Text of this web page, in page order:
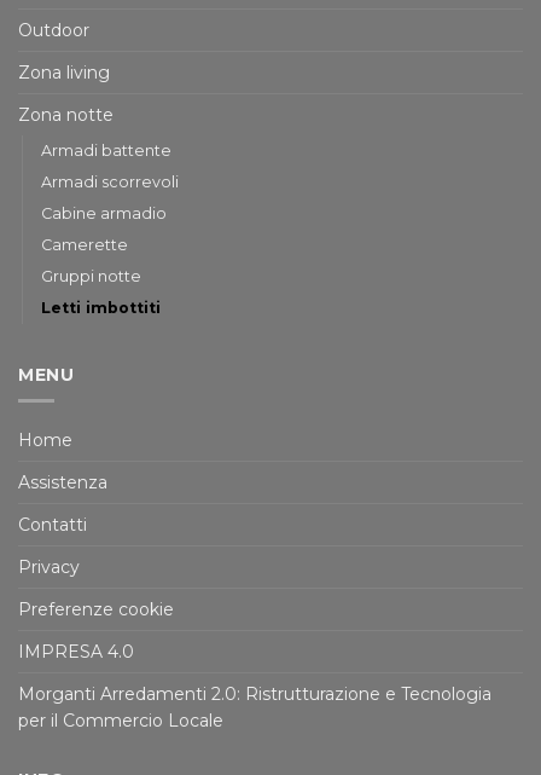
Outdoor
Zona living
Zona notte
Armadi battente
Armadi scorrevoli
Cabine armadio
Camerette
Gruppi notte
Letti imbottiti
MENU
Home
Assistenza
Contatti
Privacy
Preferenze cookie
IMPRESA 4.0
Morganti Arredamenti 2.0: Ristrutturazione e Tecnologia
per il Commercio Locale